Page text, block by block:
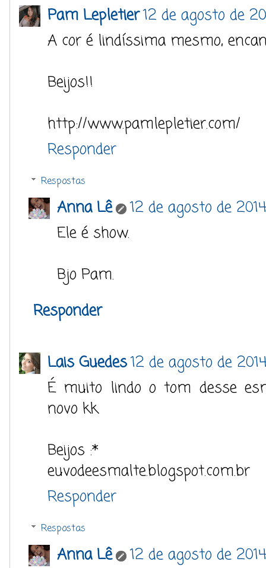
Pam Lepletier12 de agosto de
A cor é lindíssima mesmo,
Beijos!!
http://www.pamlepletier.com/
Responder
Respostas
Anna Lê
12 de agosto de
Ele é show.
Bjo Pam.
Responder
Lais Guedes12 de agosto de
É muito lindo o tom desse
novo kk
Beijos :*
euvodeesmalte.blogspot.com.br
Responder
Respostas
Anna Lê
12 de agosto de